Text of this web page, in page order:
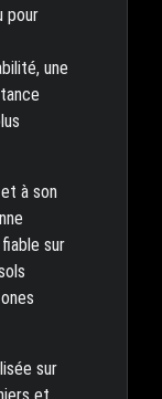
pour
une
à son
sur
sur